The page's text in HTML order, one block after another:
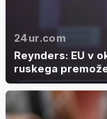
24ur.com
Reynders: EU v
ruskega